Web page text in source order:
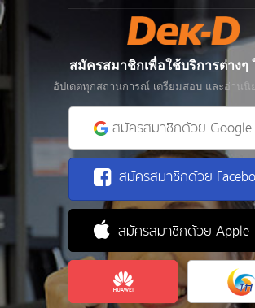
สมัครสมาชิกเพื่อใช้บริการต่างๆ
อัปเดตทุกสถานการณ์ เตรียมสอบ และอ่าน
สมัครสมาชิกด้วย Google
สมัครสมาชิกด้วย
สมัครสมาชิกด้วย Apple